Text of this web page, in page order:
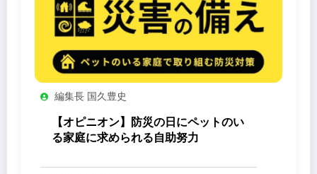
編集長 国久豊史
【オピニオン】防災の日にペットのい
る家庭に求められる自助努力